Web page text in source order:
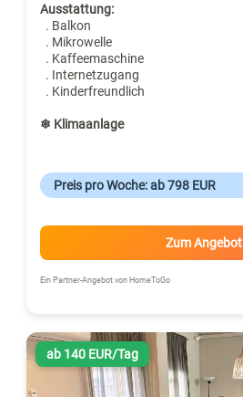
Ausstattung:
. Balkon
. Mikrowelle
. Kaffeemaschine
. Internetzugang
. Kinderfreundlich
❄ Klimaanlage
Preis pro Woche: ab 798 EUR
Zum Angebot
Ein Partner-Angebot von HomeToGo
ab 140 EUR/Tag